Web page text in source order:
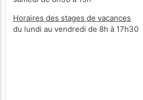
Horaires des stages de vacances
du lundi au vendredi de 8h à 17h30